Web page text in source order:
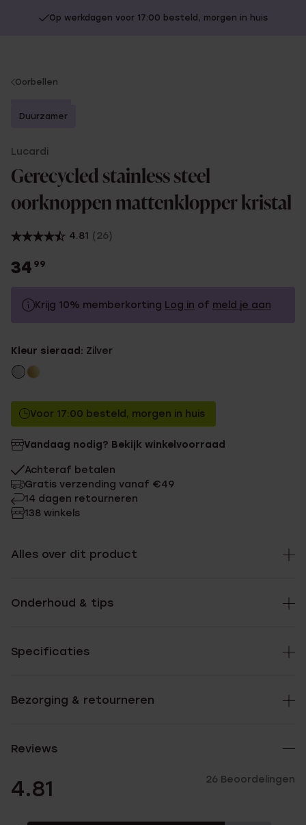
Op werkdagen voor 17:00 besteld, morgen in huis
You
here:
Oorbellen
Duurzamer
Lucardi
Gerecycled stainless steel
oorknoppen mattenklopper kristal
4.81 (26)
34 99
Krijg 10% memberkorting Log in of meld je aan
Zonder memberkorting
Kleur sieraad: Zilver
Voor 17:00 besteld, morgen in huis
Vandaag nodig? Bekijk winkelvoorraad
Achteraf betalen
Gratis verzending vanaf €49
14 dagen retourneren
138 winkels
Alles over dit product
Onderhoud & tips
Specificaties
Bezorging & retourneren
Reviews
4.81 26 Beoordelingen